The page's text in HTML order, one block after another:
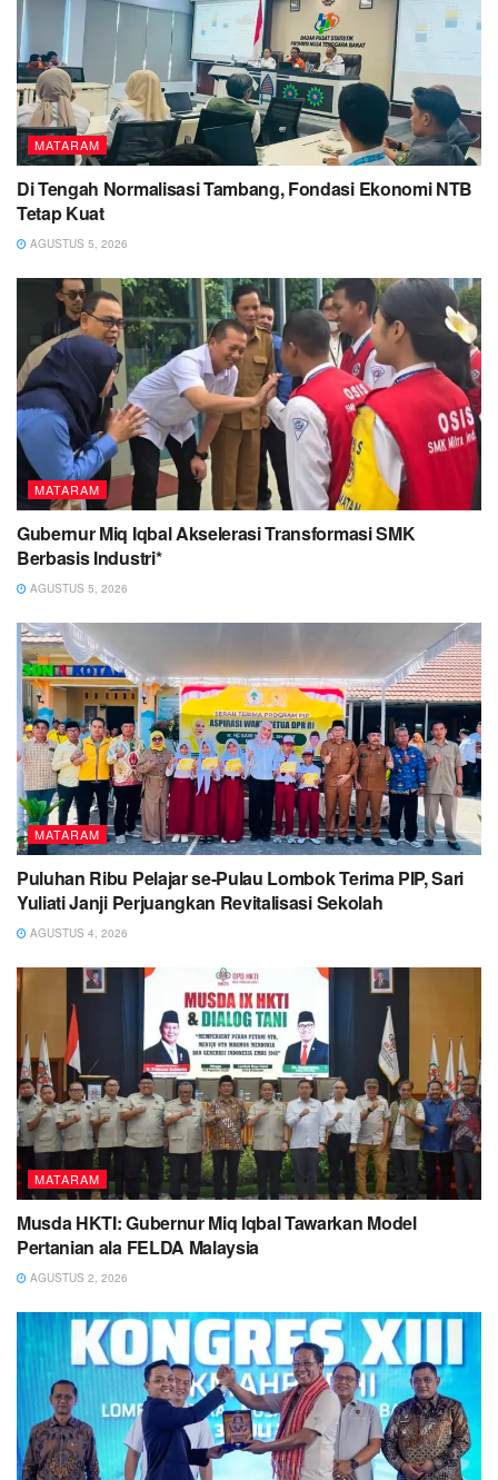
MATARAM
Di Tengah Normalisasi Tambang, Fondasi Ekonomi NTB
Tetap Kuat
AGUSTUS 5, 2026
MATARAM
Gubernur Miq Iqbal Akselerasi Transformasi SMK
Berbasis Industri*
AGUSTUS 5, 2026
MATARAM
Puluhan Ribu Pelajar se-Pulau Lombok Terima PIP, Sari
Yuliati Janji Perjuangkan Revitalisasi Sekolah
AGUSTUS 4, 2026
MATARAM
Musda HKTI: Gubernur Miq Iqbal Tawarkan Model
Pertanian ala FELDA Malaysia
AGUSTUS 2, 2026